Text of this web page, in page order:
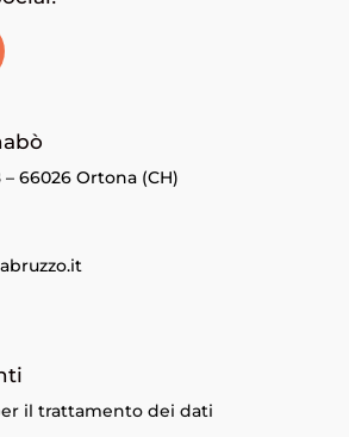
66026 Ortona (CH)
il trattamento dei dati